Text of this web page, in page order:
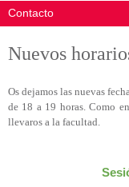
Nuevos
Os dejamos las nuevas
de 18 a 19 horas. Como
llevaros a la facultad.